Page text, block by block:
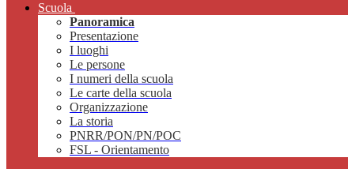
Scuola
Panoramica
Presentazione
I luoghi
Le persone
I numeri della scuola
Le carte della scuola
Organizzazione
La storia
PNRR/PON/PN/POC
FSL - Orientamento